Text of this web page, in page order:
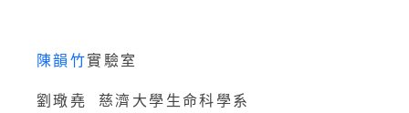
陳韻竹實驗室
劉璥堯 慈濟大學生命科學系